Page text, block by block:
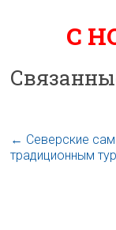
С
← Северские
традиционным